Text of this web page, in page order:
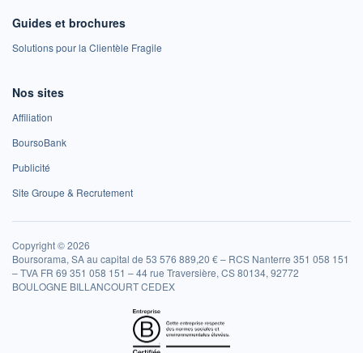
Guides et brochures
Solutions pour la Clientèle Fragile
Nos sites
Affiliation
BoursoBank
Publicité
Site Groupe & Recrutement
Copyright © 2026
Boursorama, SA au capital de 53 576 889,20 € – RCS Nanterre 351 058 151
– TVA FR 69 351 058 151 – 44 rue Traversière, CS 80134, 92772
BOULOGNE BILLANCOURT CEDEX